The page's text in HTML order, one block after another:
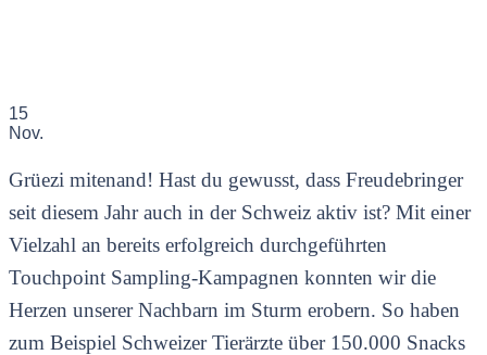
15
Nov.
Grüezi mitenand! Hast du gewusst, dass Freudebringer
seit diesem Jahr auch in der Schweiz aktiv ist? Mit einer
Vielzahl an bereits erfolgreich durchgeführten
Touchpoint Sampling-Kampagnen konnten wir die
Herzen unserer Nachbarn im Sturm erobern. So haben
zum Beispiel Schweizer Tierärzte über 150.000 Snacks